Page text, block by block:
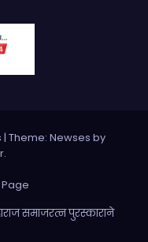
| Theme: Newses by
.
समाजरत्न पुरस्काराने